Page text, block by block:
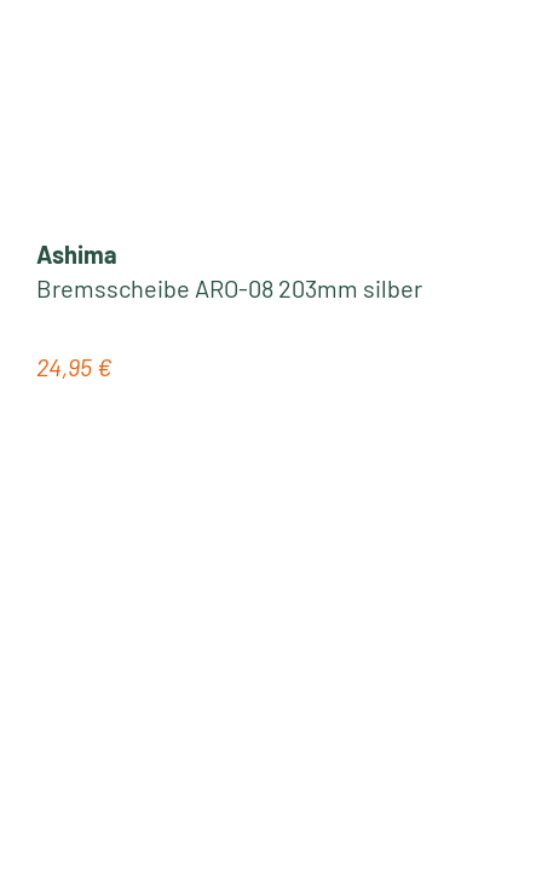
Ashima
Bremsscheibe ARO-08 203mm silber
Regulärer Preis:
24,95 €